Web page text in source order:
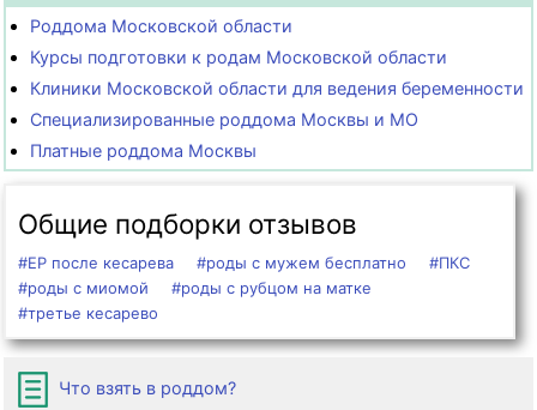
Роддома Московской области
Курсы подготовки к родам Московской области
Клиники Московской области для ведения беременности
Специализированные роддома Москвы и МО
Платные роддома Москвы
Общие подборки отзывов
#ЕР после кесарева #роды с мужем бесплатно
#ПКС
#роды с миомой
#роды с рубцом на матке
#третье кесарево
Что взять в роддом?